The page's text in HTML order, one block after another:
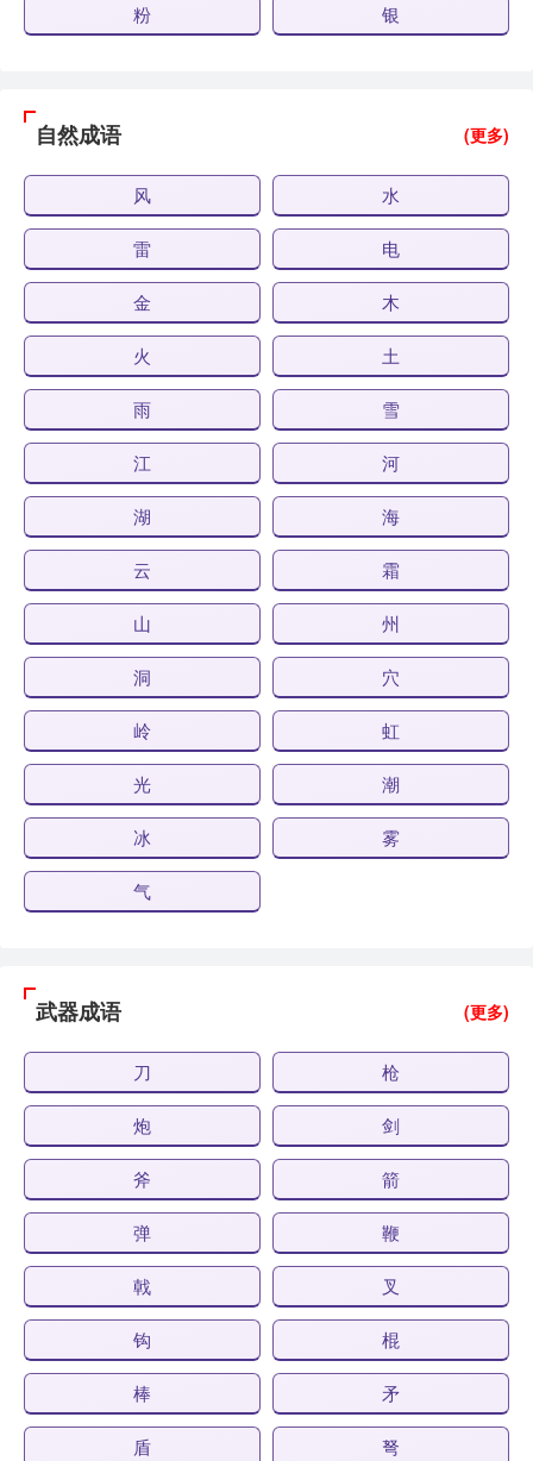
粉 银
自然成语 (更多)
风 水
雷 电
金 木
火 土
雨 雪
江 河
湖 海
云 霜
山 州
洞 穴
岭 虹
光 潮
冰 雾
气
武器成语 (更多)
刀 枪
炮 剑
斧 箭
弹 鞭
戟 叉
钩 棍
棒 矛
盾 弩